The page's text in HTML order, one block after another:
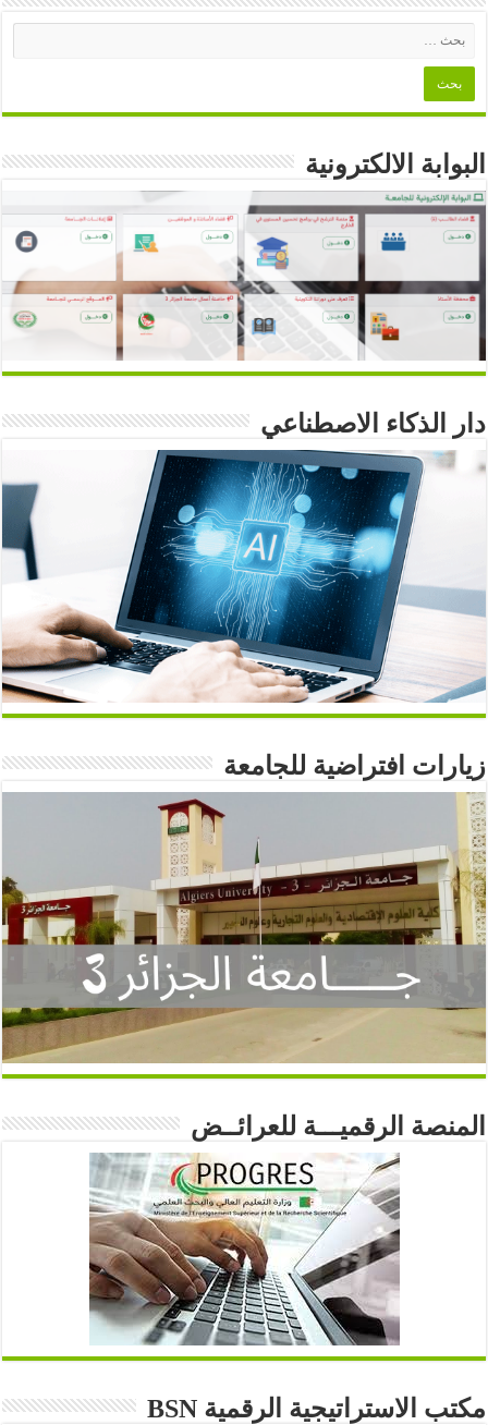
البوابة الالكترونية
دار الذكاء الاصطناعي
زيارات افتراضية للجامعة
المنصة الرقميـــة للعرائــض
مكتب الاستراتيجية الرقمية BSN